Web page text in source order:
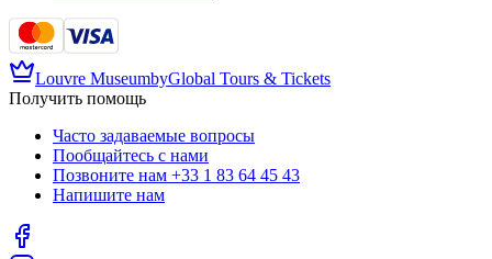
Louvre MuseumbyGlobal Tours & Tickets
Получить помощь
Часто задаваемые вопросы
Пообщайтесь с нами
Позвоните нам +33 1 83 64 45 43
Напишите нам